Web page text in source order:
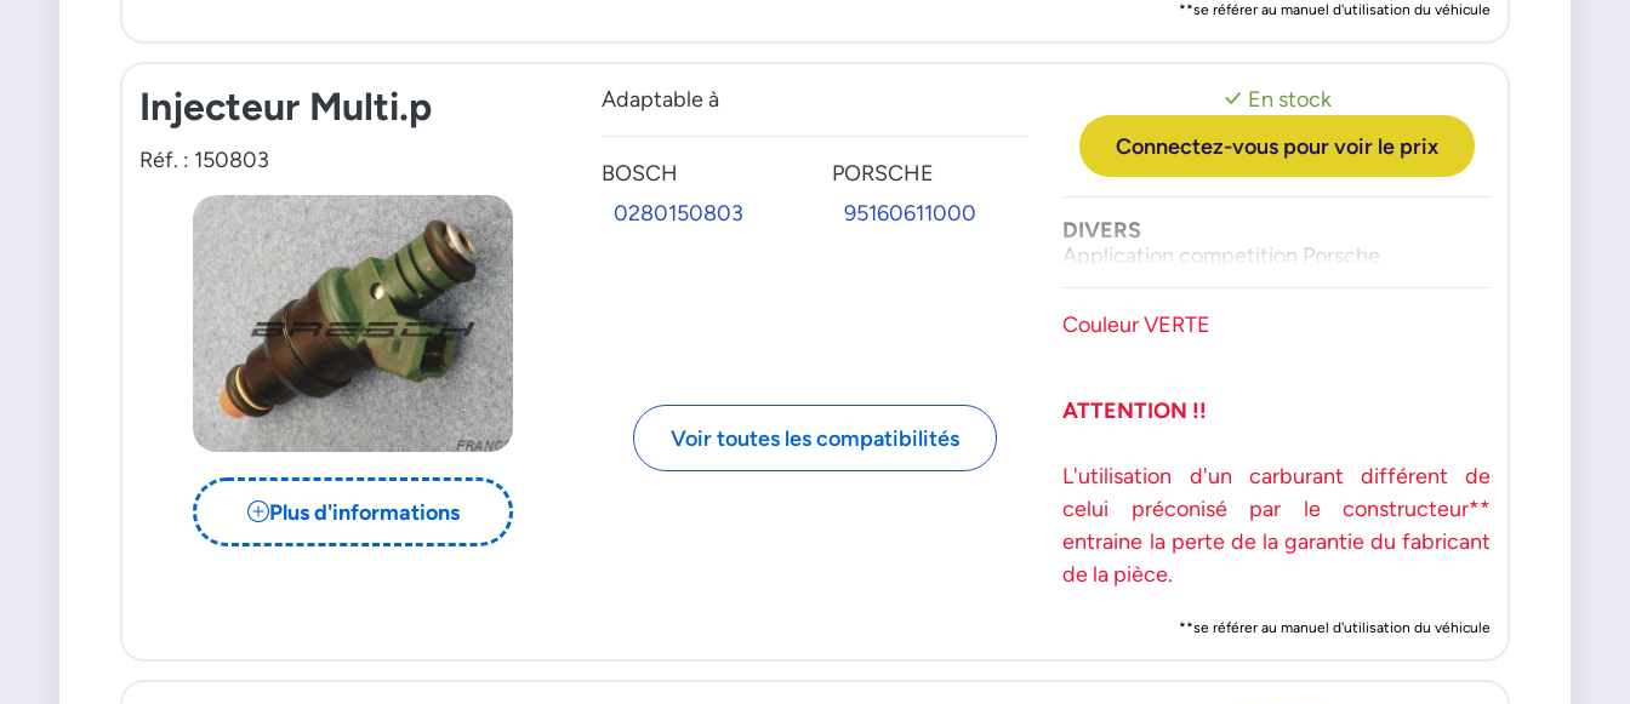
**se référer au manuel d'utilisation du véhicule
Injecteur Multi.p
Réf. : 150803
Plus d'informations
Adaptable à
BOSCH
0280150803
PORSCHE
95160611000
Voir toutes les compatibilités
En stock
Connectez-vous pour voir le prix
DIVERS
Application competition Porsche
Couleur VERTE
ATTENTION !!
L'utilisation d'un carburant différent de
celui préconisé par le constructeur**
entraine la perte de la garantie du fabricant
de la pièce.
**se référer au manuel d'utilisation du véhicule